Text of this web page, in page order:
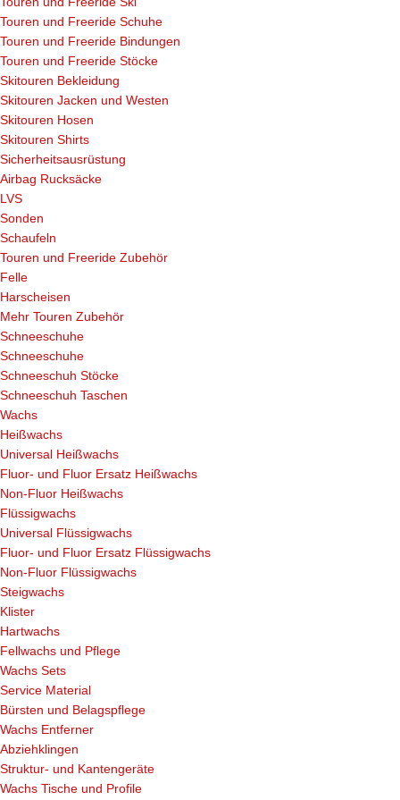
Touren und Freeride Schuhe
Touren und Freeride Bindungen
Touren und Freeride Stöcke
Skitouren Bekleidung
Skitouren Jacken und Westen
Skitouren Hosen
Skitouren Shirts
Sicherheitsausrüstung
Airbag Rucksäcke
LVS
Sonden
Schaufeln
Touren und Freeride Zubehör
Felle
Harscheisen
Mehr Touren Zubehör
Schneeschuhe
Schneeschuhe
Schneeschuh Stöcke
Schneeschuh Taschen
Wachs
Heißwachs
Universal Heißwachs
Fluor- und Fluor Ersatz Heißwachs
Non-Fluor Heißwachs
Flüssigwachs
Universal Flüssigwachs
Fluor- und Fluor Ersatz Flüssigwachs
Non-Fluor Flüssigwachs
Steigwachs
Klister
Hartwachs
Fellwachs und Pflege
Wachs Sets
Service Material
Bürsten und Belagspflege
Wachs Entferner
Abziehklingen
Struktur- und Kantengeräte
Wachs Tische und Profile